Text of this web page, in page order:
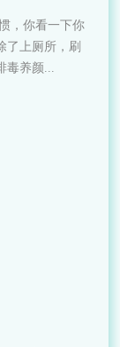
，你看一下你
了上厕所，刷
毒养颜...